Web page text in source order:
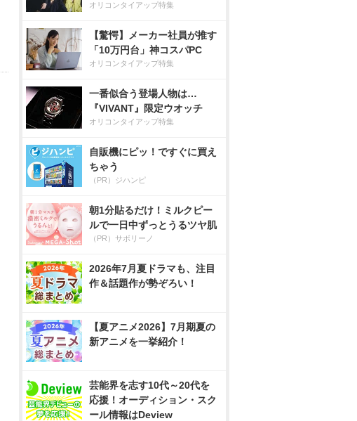
オリコンタイアップ特集
【驚愕】メーカー社員が推す
「10万円台」神コスパPC
オリコンタイアップ特集
一番似合う登場人物は…
『VIVANT』限定ウオッチ
オリコンタイアップ特集
自販機にピッ！ですぐに買え
ちゃう
（PR）ジハンピ
朝1分貼るだけ！ミルクピー
ルで一日中ずっとうるツヤ肌
（PR）サボリーノ
2026年7月夏ドラマも、注目
作＆話題作が勢ぞろい！
【夏アニメ2026】7月期夏の
新アニメを一挙紹介！
芸能界を志す10代～20代を
応援！オーディション・スク
ール情報はDeview